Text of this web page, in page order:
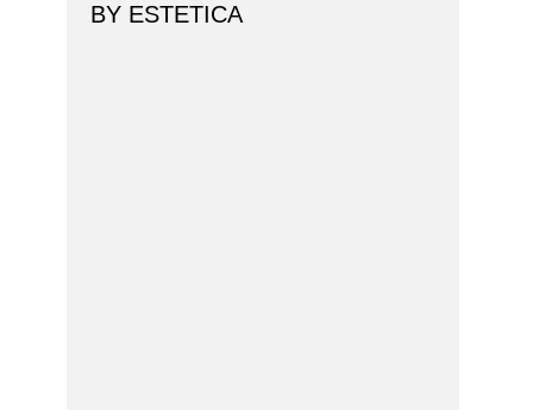
BY ESTETICA